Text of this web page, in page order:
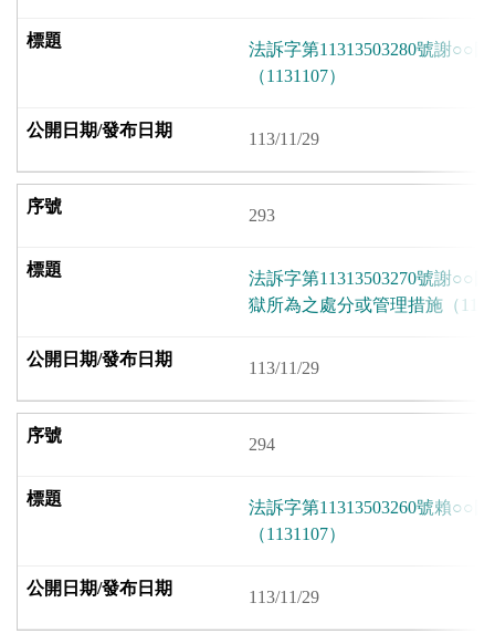
法訴字第11313503280號謝○○
（1131107）
113/11/29
293
法訴字第11313503270號謝○○
獄所為之處分或管理措施（
113/11/29
294
法訴字第11313503260號賴○○
（1131107）
113/11/29